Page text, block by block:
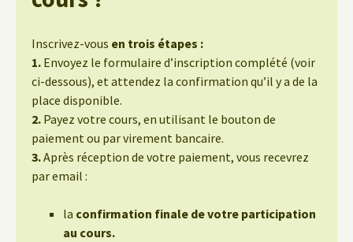
Inscrivez-vous en trois étapes :
1. Envoyez le formulaire d’inscription complété (voir
ci-dessous), et attendez la confirmation qu’il y a de la
place disponible.
2. Payez votre cours, en utilisant le bouton de
paiement ou par virement bancaire.
3.Après réception de votre paiement, vous recevrez
par email :
la confirmation finale de votre participation
au cours.